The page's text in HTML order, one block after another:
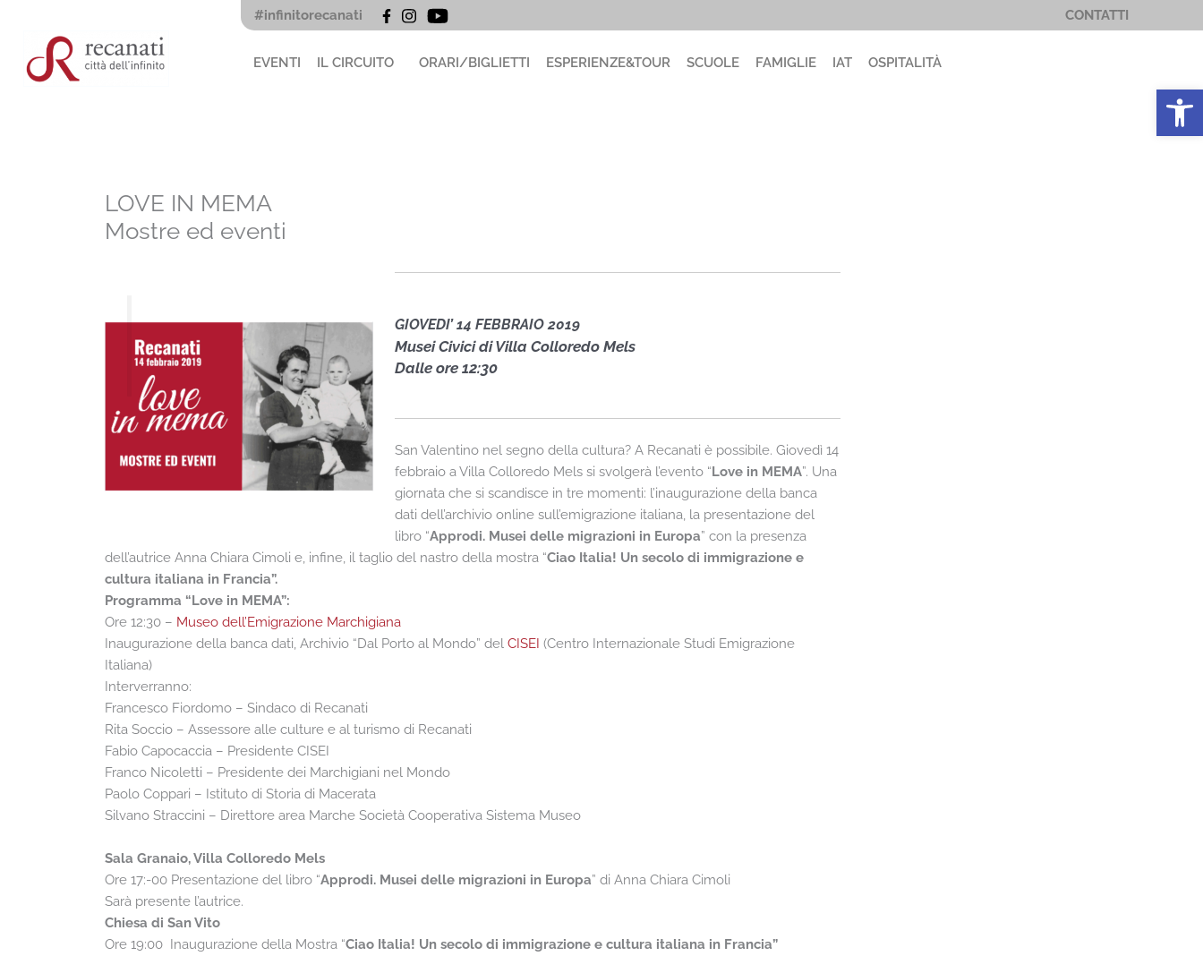
contenuto
#infinitorecanati CONTATTI
EVENTI IL CIRCUITO ORARI/BIGLIETTI ESPERIENZE&TOUR SCUOLE FAMIGLIE IAT OSPITALITÀ
LOVE IN MEMA
Mostre ed eventi
GIOVEDI’ 14 FEBBRAIO 2019
Musei Civici di Villa Colloredo Mels
Dalle ore 12:30
San Valentino nel segno della cultura? A Recanati è possibile. Giovedì 14
febbraio a Villa Colloredo Mels si svolgerà l’evento “Love in MEMA”. Una
giornata che si scandisce in tre momenti: l’inaugurazione della banca
dati dell’archivio online sull’emigrazione italiana, la presentazione del
libro “Approdi. Musei delle migrazioni in Europa” con la presenza
dell’autrice Anna Chiara Cimoli e, infine, il taglio del nastro della mostra “Ciao Italia! Un secolo di immigrazione e
cultura italiana in Francia”.
Programma “Love in MEMA”:
Ore 12:30 – Museo dell’Emigrazione Marchigiana
Inaugurazione della banca dati, Archivio “Dal Porto al Mondo” del CISEI (Centro Internazionale Studi Emigrazione
Italiana)
Interverranno:
Francesco Fiordomo – Sindaco di Recanati
Rita Soccio – Assessore alle culture e al turismo di Recanati
Fabio Capocaccia – Presidente CISEI
Franco Nicoletti – Presidente dei Marchigiani nel Mondo
Paolo Coppari – Istituto di Storia di Macerata
Silvano Straccini – Direttore area Marche Società Cooperativa Sistema Museo
Sala Granaio, Villa Colloredo Mels
Ore 17:-00 Presentazione del libro “Approdi. Musei delle migrazioni in Europa” di Anna Chiara Cimoli
Sarà presente l’autrice.
Chiesa di San Vito
Ore 19:00 Inaugurazione della Mostra “Ciao Italia! Un secolo di immigrazione e cultura italiana in Francia”
Apri la